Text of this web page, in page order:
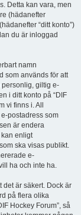
Detta kan vara, men
(hädanefter
“ditt konto”)
du är inloggad
namn
som används för att
personlig, giltig e-
i ditt konto på “DIF
vi finns i. All
postadress som
är endera
enligt
ska visas publikt.
e-
ha och inte ha.
det är säkert. Dock är
på flera olika
Hockey Forum”, så